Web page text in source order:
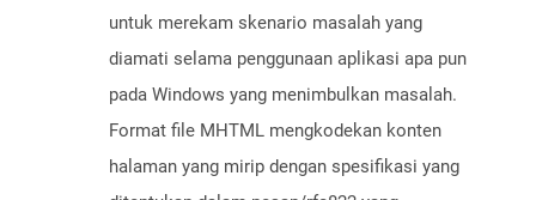
untuk merekam skenario masalah yang
diamati selama penggunaan aplikasi apa pun
pada Windows yang menimbulkan masalah.
Format file MHTML mengkodekan konten
halaman yang mirip dengan spesifikasi yang